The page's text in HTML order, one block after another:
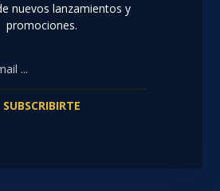
nuevos lanzamientos y
promociones.
SUBSCRIBIRTE